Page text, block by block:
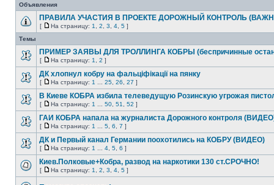
Объявления
ПРАВИЛА УЧАСТИЯ В ПРОЕКТЕ ДОРОЖНЫЙ КОНТРОЛЬ
[ На страницу: 1 2 3 4 5 ]
Темы
ПРИМЕР ЗАЯВЫ ДЛЯ ТРОЛЛИНГА КОБРЫ (беспричинные
[ На страницу: 1 2 ]
ДК хлопнул кобру на фальціфікації на пянку
[ На страницу: 1 25 26 27 ]
В Киеве КОБРА избила телеведущую Розинскую угрожая
[ На страницу: 1 50 51 52 ]
ГАИ КОБРА напала на журналиста Дорожного контроля
[ На страницу: 1 5 6 7 ]
ДК и Первый канал Германии поохотились на КОБРУ (ВИДЕО)
[ На страницу: 1 4 5 6 ]
Киев.Полковые+Кобра, развод на наркотики 130 ст.СРОЧНО!
[ На страницу: 1 2 3 4 5 ]